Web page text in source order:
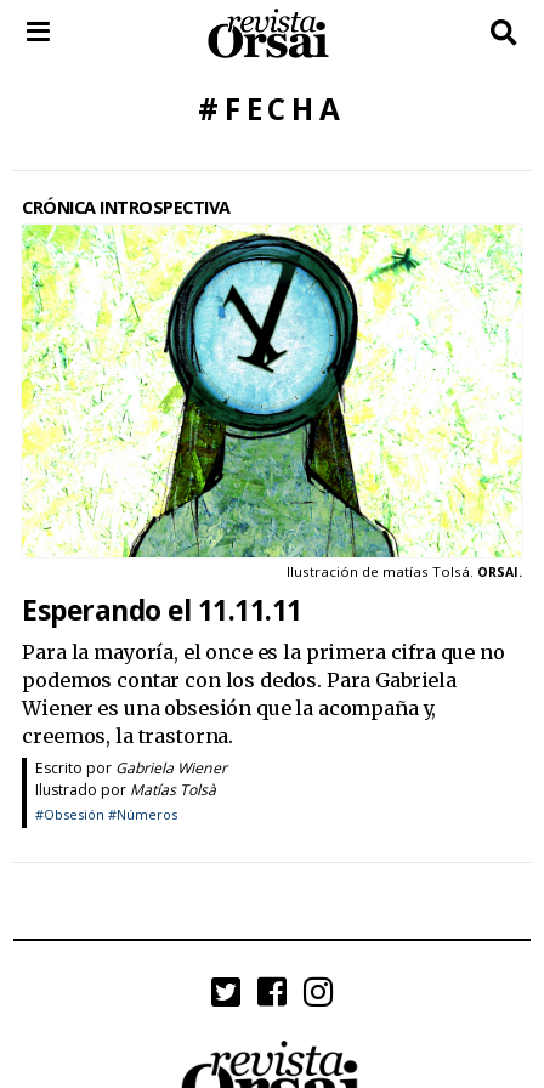
#FECHA
CRÓNICA INTROSPECTIVA
Ilustración de matías Tolsá. ORSAI.
Esperando el 11.11.11
Para la mayoría, el once es la primera cifra que no
podemos contar con los dedos. Para Gabriela
Wiener es una obsesión que la acompaña y,
creemos, la trastorna.
Escrito por Gabriela Wiener
Ilustrado por Matías Tolsà
#Obsesión #Números